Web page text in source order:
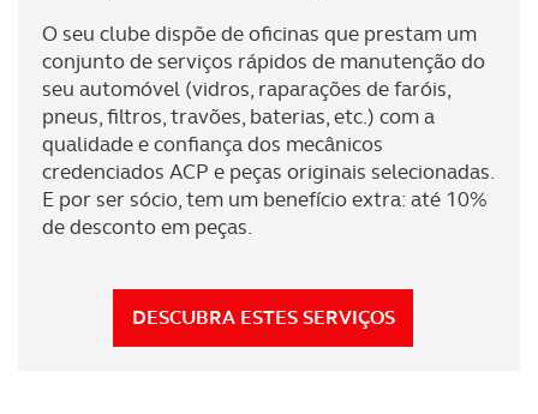
tecnologias similares pode ter impacto na sua
experiência de navegação no Website e nos serviços
disponibilizados.
Consulte a política de cookies do site.
O seu clube dispõe de oficinas que prestam um
conjunto de serviços rápidos de manutenção do
seu automóvel (vidros, raparações de faróis,
pneus, filtros, travões, baterias, etc.) com a
qualidade e confiança dos mecânicos
credenciados ACP e peças originais selecionadas.
E por ser sócio, tem um benefício extra: até 10%
de desconto em peças.
DESCUBRA ESTES SERVIÇOS